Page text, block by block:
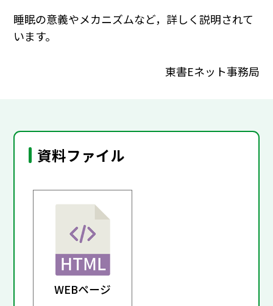
睡眠の意義やメカニズムなど，詳しく説明されて
います。
東書Eネット事務局
資料ファイル
WEBページ